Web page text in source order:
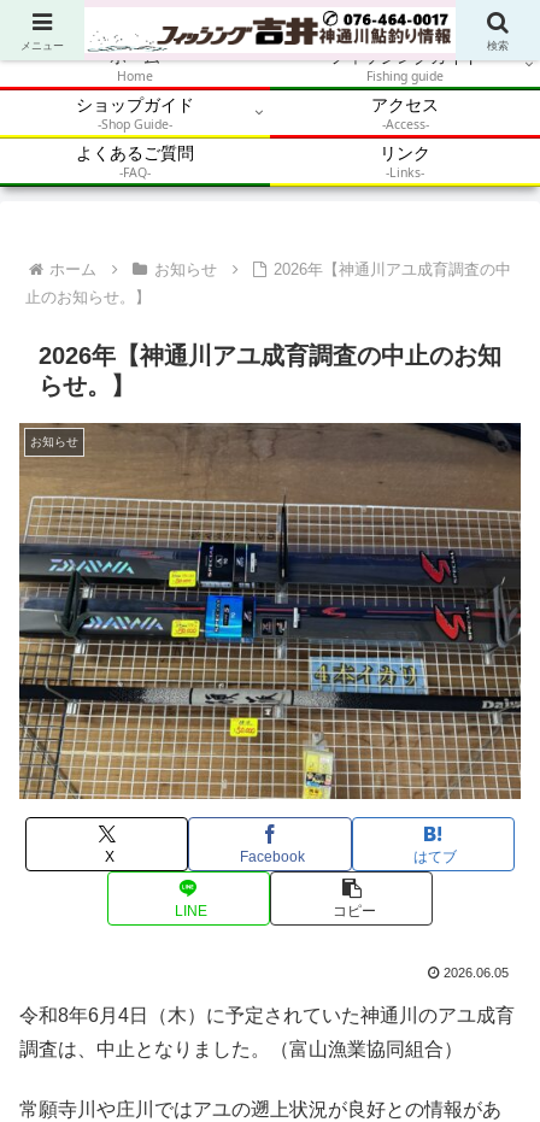
アウトドア・釣り・鮎・自然体験を加速させるメディア
ホーム
Home
フィッシングガイド
Fishing guide
ショップガイド
-Shop Guide-
アクセス
-Access-
よくあるご質問
-FAQ-
リンク
-Links-
ホーム お知らせ
2026年【神通川アユ成育調査の中
止のお知らせ。】
2026年【神通川アユ成育調査の中止のお知
らせ。】
お知らせ
X Facebook はてブ
LINE コピー
2026.06.05
令和8年6月4日（木）に予定されていた神通川のアユ成育
調査は、中止となりました。（富山漁業協同組合）
常願寺川や庄川ではアユの遡上状況が良好との情報があ
メニュー 検索